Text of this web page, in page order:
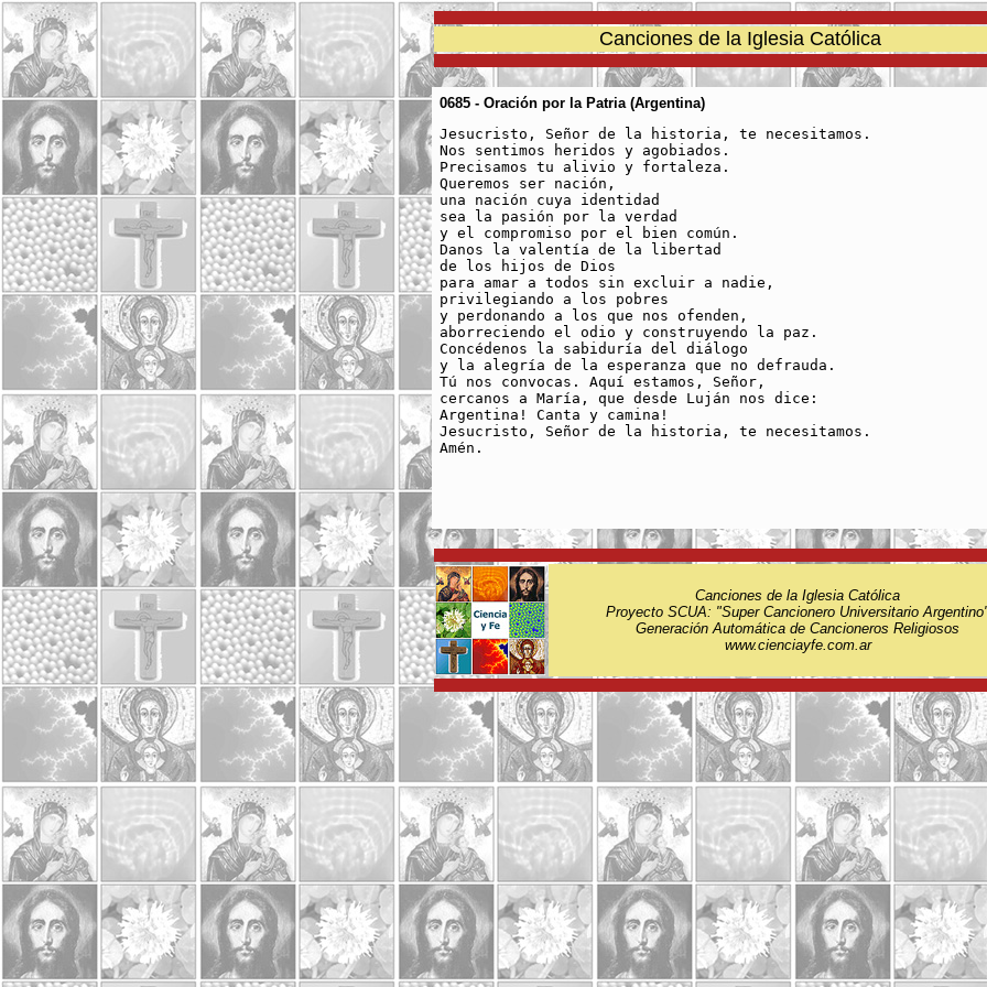
Canciones de la Iglesia Católica
0685 - Oración por la Patria (Argentina)
Jesucristo, Señor de la historia, te necesitamos.
Nos sentimos heridos y agobiados.
Precisamos tu alivio y fortaleza.
Queremos ser nación,
una nación cuya identidad
sea la pasión por la verdad
y el compromiso por el bien común.
Danos la valentía de la libertad
de los hijos de Dios
para amar a todos sin excluir a nadie,
privilegiando a los pobres
y perdonando a los que nos ofenden,
aborreciendo el odio y construyendo la paz.
Concédenos la sabiduría del diálogo
y la alegría de la esperanza que no defrauda.
Tú nos convocas. Aquí estamos, Señor,
cercanos a María, que desde Luján nos dice:
­Argentina! ­Canta y camina!
Jesucristo, Señor de la historia, te necesitamos.
Amén.
Canciones de la Iglesia Católica
Proyecto SCUA: "Super Cancionero Universitario
Generación Automática de Cancioneros Religiosos
www.cienciayfe.com.ar